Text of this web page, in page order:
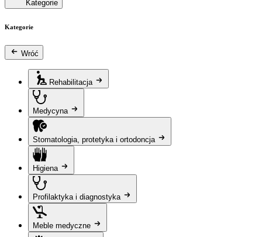
Kategorie
Kategorie
Wróć
Rehabilitacja
Medycyna
Stomatologia, protetyka i ortodoncja
Higiena
Profilaktyka i diagnostyka
Meble medyczne